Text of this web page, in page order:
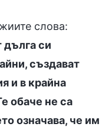
слова:
дълга си
създават
и в крайна
обаче не са
означава, че им